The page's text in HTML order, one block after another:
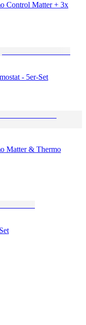
Control Matter + 3x
- 5er-Set
Matter & Thermo